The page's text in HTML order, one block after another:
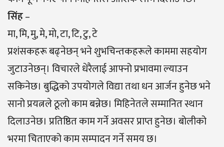
सिंह–
मा, मि, मु, मे, मो, टा, टि, टु, टे
प्रशंसकहरू बढ्नेछन् भने शुभचिन्तकहरूले काममा सहयोग
जुटाउनेछन्। विचारले धेरैलाई आफ्नो प्रभावमा ल्याउन
सकिनेछ। बुद्धिको उपयोगले विद्या तथा धन आर्जन हुनेछ भने
सानो प्रयत्नले ठूलो काम बन्नेछ। मिहिनेतले सम्मानित स्थान
दिलाउनेछ। प्रतिष्ठित काम गर्ने अवसर प्राप्त हुनेछ। बोलीको
भरमा चिताएको काम सम्पादन गर्ने समय छ।